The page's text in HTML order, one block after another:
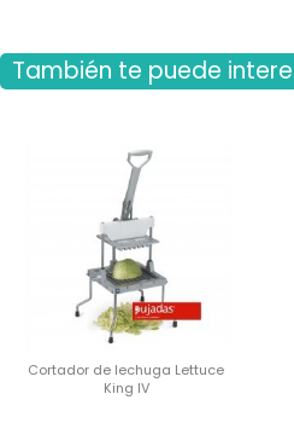
También te puede
Cortador de lechuga Lettuce
King IV